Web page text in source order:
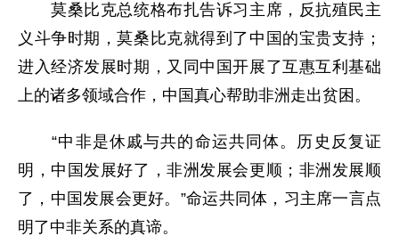
莫桑比克总统格布扎告诉习主席，反抗殖民主
义斗争时期，莫桑比克就得到了中国的宝贵支持；
进入经济发展时期，又同中国开展了互惠互利基础
上的诸多领域合作，中国真心帮助非洲走出贫困。
“中非是休戚与共的命运共同体。历史反复证
明，中国发展好了，非洲发展会更顺；非洲发展顺
了，中国发展会更好。”命运共同体，习主席一言点
明了中非关系的真谛。